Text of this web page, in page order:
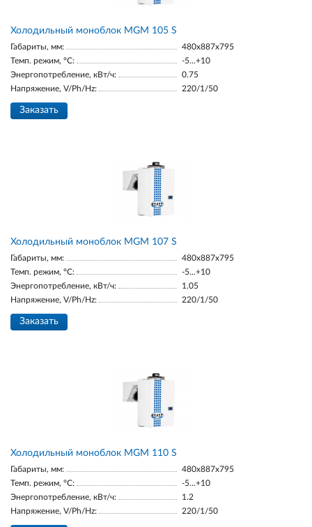
Холодильный моноблок MGM 105 S
Габариты, мм:
480x887x795
Темп. режим, °С:
-5...+10
Энергопотребление, кВт/ч:
0.75
Напряжение, V/Ph/Hz:
220/1/50
Заказать
Холодильный моноблок MGM 107 S
Габариты, мм:
480x887x795
Темп. режим, °С:
-5...+10
Энергопотребление, кВт/ч:
1.05
Напряжение, V/Ph/Hz:
220/1/50
Заказать
Холодильный моноблок MGM 110 S
Габариты, мм:
480x887x795
Темп. режим, °С:
-5...+10
Энергопотребление, кВт/ч:
1.2
Напряжение, V/Ph/Hz:
220/1/50